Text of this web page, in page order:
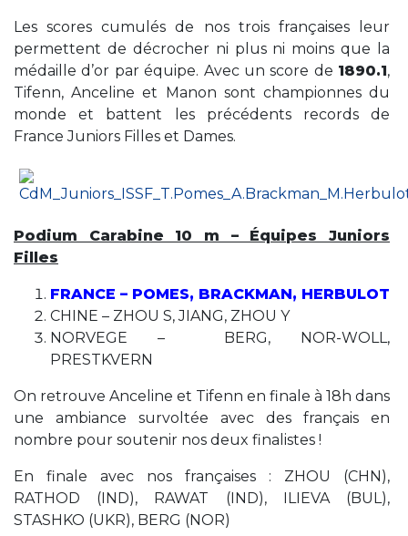
Les scores cumulés de nos trois françaises leur
permettent de décrocher ni plus ni moins que la
médaille d’or par équipe. Avec un score de 1890.1,
Tifenn, Anceline et Manon sont championnes du
monde et battent les précédents records de
France Juniors Filles et Dames.
Podium Carabine 10 m – Équipes Juniors
Filles
FRANCE – POMES, BRACKMAN, HERBULOT
CHINE – ZHOU S, JIANG, ZHOU Y
NORVEGE – BERG, NOR-WOLL,
PRESTKVERN
On retrouve Anceline et Tifenn en finale à 18h dans
une ambiance survoltée avec des français en
nombre pour soutenir nos deux finalistes !
En finale avec nos françaises : ZHOU (CHN),
RATHOD (IND), RAWAT (IND), ILIEVA (BUL),
STASHKO (UKR), BERG (NOR)